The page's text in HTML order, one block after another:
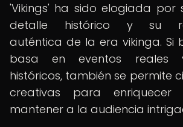
'Vikings' ha sido elogiada por
detalle histórico y su
auténtica de la era vikinga. Si
basa en eventos reales
históricos, también se permite
creativas para
mantener a la audiencia